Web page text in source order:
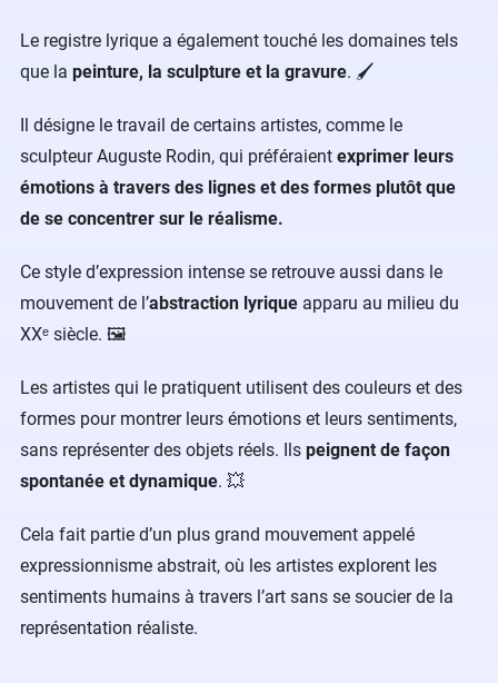
Le registre lyrique a également touché les domaines tels
que la peinture, la sculpture et la gravure. 🖌️
Il désigne le travail de certains artistes, comme le
sculpteur Auguste Rodin, qui préféraient exprimer leurs
émotions à travers des lignes et des formes plutôt que
de se concentrer sur le réalisme.
Ce style d’expression intense se retrouve aussi dans le
mouvement de l’abstraction lyrique apparu au milieu du
XXᵉ siècle. 🖼️
Les artistes qui le pratiquent utilisent des couleurs et des
formes pour montrer leurs émotions et leurs sentiments,
sans représenter des objets réels. Ils peignent de façon
spontanée et dynamique. 💥
Cela fait partie d’un plus grand mouvement appelé
expressionnisme abstrait, où les artistes explorent les
sentiments humains à travers l’art sans se soucier de la
représentation réaliste.